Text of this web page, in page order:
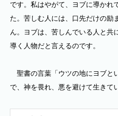
です。私はやがて、ヨブに導かれ
た。苦しむ人には、口先だけの励
ん。ヨブは、苦しんでいる人と共
導く人物だと言えるのです。
聖書の言葉「ウツの地にヨブと
で、神を畏れ、悪を避けて生きて